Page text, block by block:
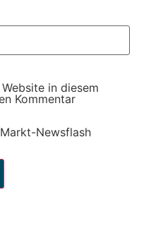
in diesem
Kommentar
Newsflash